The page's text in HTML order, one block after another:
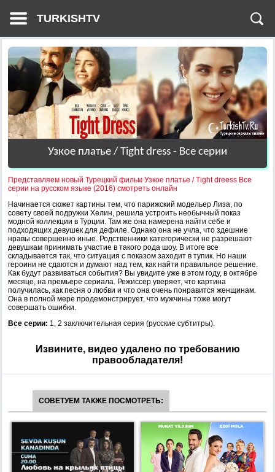
TURKISHTV
Узкое платье / Tight dress - Все серии
Представляем новый Турецкий фильм Узкое платье / Tight dreess Все
серии на русском языке (2016) смотреть онлайн
Начинается сюжет картины тем, что парижский модельер Лиза, по
совету своей подружки Хелин, решила устроить необычный показ
модной коллекции в Турции. Там же она намерена найти себе и
подходящих девушек для дефиле. Однако она не учла, что здешние
нравы совершенно иные. Родственники категорически не разрешают
девушкам принимать участие в такого рода шоу. В итоге все
складывается так, что ситуация с показом заходит в тупик. Но наши
героини не сдаются и думают над тем, как найти правильное решение.
Как будут развиваться события? Вы увидите уже в этом году, в октябре
месяце, на премьере сериала. Режиссер уверяет, что картина
получилась, как песня о любви и что она очень понравится женщинам.
Она в полной мере продемонстрирует, что мужчины тоже могут
совершать ошибки.
Все серии: 1, 2 заключительная серия (русские субтитры).
Извините, видео удалено по требованию
правообладателя!
СОВЕТУЕМ ТАКЖЕ ПОСМОТРЕТЬ: